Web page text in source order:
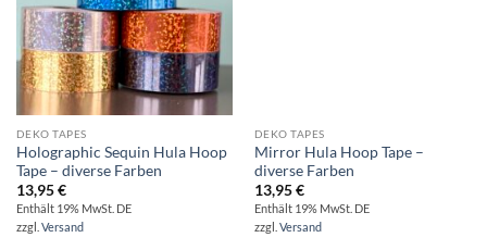
DEKO TAPES
Holographic Sequin Hula Hoop
Tape – diverse Farben
13,95€
Enthält 19% MwSt. DE
zzgl. Versand
DEKO TAPES
Mirror Hula Hoop Tape –
diverse Farben
13,95€
Enthält 19% MwSt. DE
zzgl. Versand